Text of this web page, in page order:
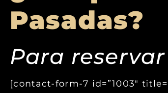
Pasadas?
Para
[contact-form-7 id=”1003″